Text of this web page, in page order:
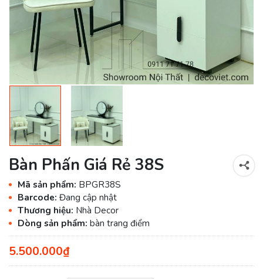
Bàn Phấn Giá Rẻ 38S
Mã sản phẩm: BPGR38S
Barcode: Đang cập nhật
Thương hiệu: Nhà Decor
Dòng sản phẩm: bàn trang điểm
5.500.000₫